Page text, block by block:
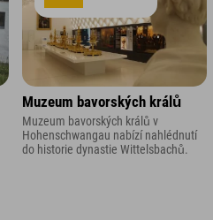
Muzeum bavorských králů
Muzeum bavorských králů v
Hohenschwangau nabízí nahlédnutí
do historie dynastie Wittelsbachů.